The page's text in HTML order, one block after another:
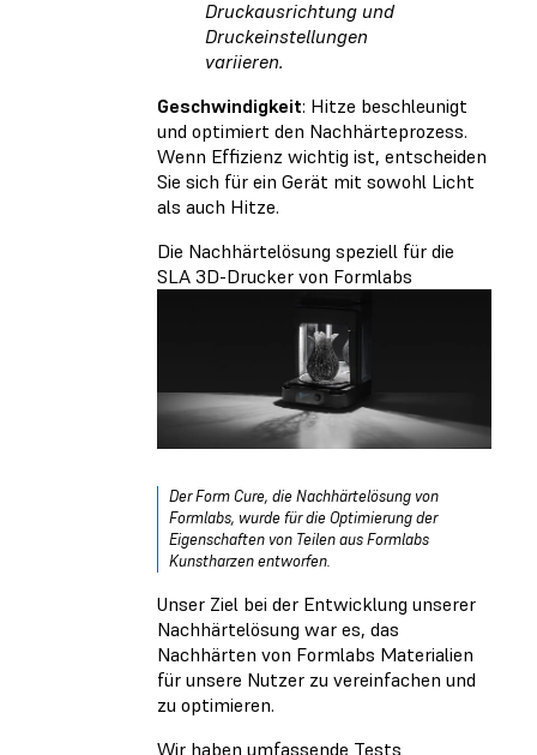
Druckausrichtung und
Druckeinstellungen
variieren.
Geschwindigkeit: Hitze beschleunigt
und optimiert den Nachhärteprozess.
Wenn Effizienz wichtig ist, entscheiden
Sie sich für ein Gerät mit sowohl Licht
als auch Hitze.
Die Nachhärtelösung speziell für die
SLA 3D-Drucker von Formlabs
Der Form Cure, die Nachhärtelösung von
Formlabs, wurde für die Optimierung der
Eigenschaften von Teilen aus Formlabs
Kunstharzen entworfen.
Unser Ziel bei der Entwicklung unserer
Nachhärtelösung war es, das
Nachhärten von Formlabs Materialien
für unsere Nutzer zu vereinfachen und
zu optimieren.
Wir haben umfassende Tests